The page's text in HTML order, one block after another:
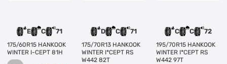
E C 71
175/60R15 HANKOOK
WINTER I-CEPT 81H
D C 71
175/70R13 HANKOOK
WINTER I*CEPT RS
W442 82T
C C 72
195/70R15 HANKOOK
WINTER I*CEPT RS
W442 97T